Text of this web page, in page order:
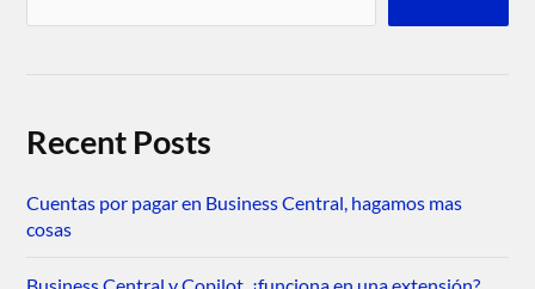
Recent Posts
Cuentas por pagar en Business Central, hagamos mas
cosas